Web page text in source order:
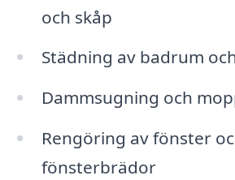
och skåp
Städning av badrum
Dammsugning och
Rengöring av fönster
fönsterbrädor